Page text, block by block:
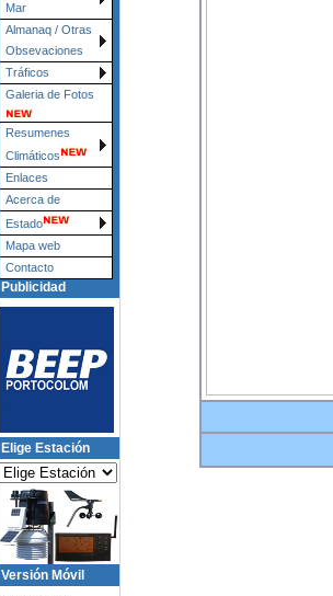
Mar
Almanaq / Otras
Obsevaciones
Tráficos
Galeria de Fotos
Resumenes
Climáticos
Enlaces
Acerca de
Estado
Mapa web
Contacto
Publicidad
Elige Estación
Versión Móvil